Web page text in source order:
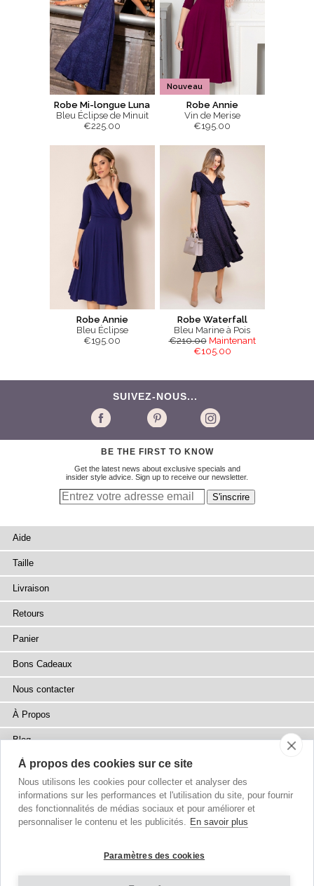
Robe Mi-longue Luna
Bleu Éclipse de Minuit
€225.00
Nouveau
Robe Annie
Vin de Merise
€195.00
Robe Annie
Bleu Éclipse
€195.00
Robe Waterfall
Bleu Marine à Pois
€210.00 Maintenant
€105.00
SUIVEZ-NOUS...
BE THE FIRST TO KNOW
Get the latest news about exclusive specials and
insider style advice. Sign up to receive our newsletter.
Aide
Taille
Livraison
Retours
Panier
Bons Cadeaux
Nous contacter
À Propos
Blog
Presse
Points de Vente
Plan du site
À propos des cookies sur ce site
Nous utilisons les cookies pour collecter et analyser des
informations sur les performances et l'utilisation du site, pour fournir
des fonctionnalités de médias sociaux et pour améliorer et
personnaliser le contenu et les publicités. En savoir plus
Paramètres des cookies